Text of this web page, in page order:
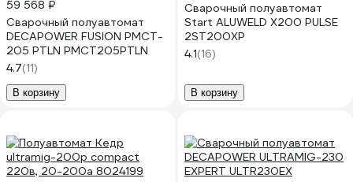
59 568 ₽
Сварочный полуавтомат
DECAPOWER FUSION PMCT-
205 PTLN PMCT205PTLN
4.7(11)
В корзину
Сварочный полуавтомат
Start ALUWELD X200 PULSE
2ST200XP
4.1(16)
В корзину